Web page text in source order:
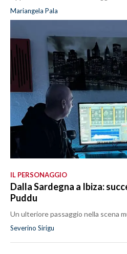
Mariangela Pala
IL PERSONAGGIO
Dalla Sardegna a Ibiza:
Puddu
Un ulteriore passaggio nella scena
Severino Sirigu